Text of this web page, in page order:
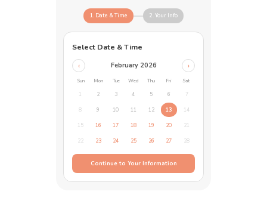
1. Date & Time 2. Your Info
Select Date & Time
‹ February 2026 ›
Sun Mon Tue Wed Thu Fri Sat
1 2 3 4 5 6 7
8 9 10 11 12 13 14
15 16 17 18 19 20 21
22 23 24 25 26 27 28
Continue to Your Information